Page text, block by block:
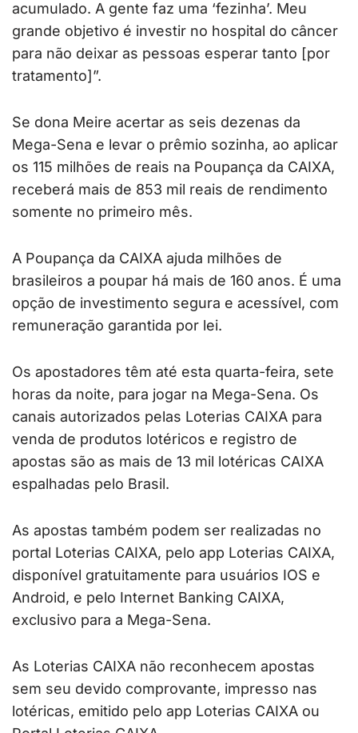
acumulado. A gente faz uma ‘fezinha’. Meu
grande objetivo é investir no hospital do câncer
para não deixar as pessoas esperar tanto [por
tratamento]”.
Se dona Meire acertar as seis dezenas da
Mega-Sena e levar o prêmio sozinha, ao aplicar
os 115 milhões de reais na Poupança da CAIXA,
receberá mais de 853 mil reais de rendimento
somente no primeiro mês.
A Poupança da CAIXA ajuda milhões de
brasileiros a poupar há mais de 160 anos. É uma
opção de investimento segura e acessível, com
remuneração garantida por lei.
Os apostadores têm até esta quarta-feira, sete
horas da noite, para jogar na Mega-Sena. Os
canais autorizados pelas Loterias CAIXA para
venda de produtos lotéricos e registro de
apostas são as mais de 13 mil lotéricas CAIXA
espalhadas pelo Brasil.
As apostas também podem ser realizadas no
portal Loterias CAIXA, pelo app Loterias CAIXA,
disponível gratuitamente para usuários IOS e
Android, e pelo Internet Banking CAIXA,
exclusivo para a Mega-Sena.
As Loterias CAIXA não reconhecem apostas
sem seu devido comprovante, impresso nas
lotéricas, emitido pelo app Loterias CAIXA ou